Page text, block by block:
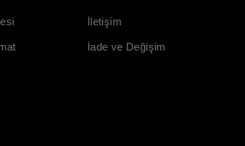
İletişim
İade ve Değişim